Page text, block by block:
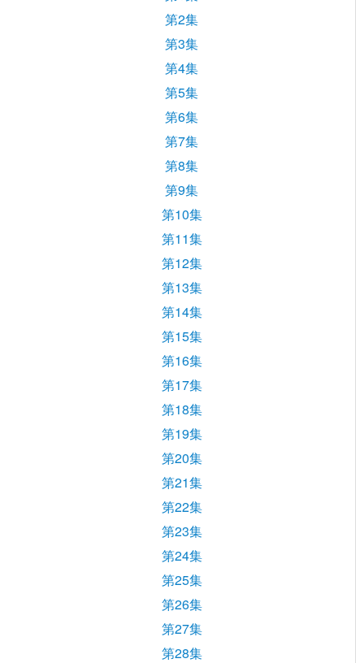
第2集
第3集
第4集
第5集
第6集
第7集
第8集
第9集
第10集
第11集
第12集
第13集
第14集
第15集
第16集
第17集
第18集
第19集
第20集
第21集
第22集
第23集
第24集
第25集
第26集
第27集
第28集